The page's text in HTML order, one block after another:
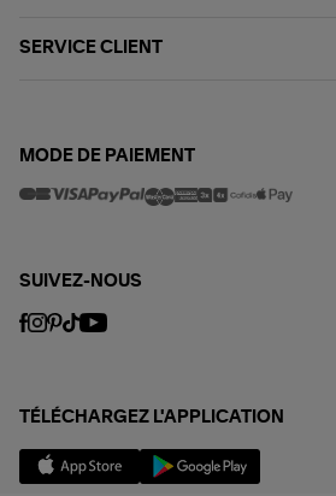
SERVICE CLIENT
MODE DE PAIEMENT
SUIVEZ-NOUS
TÉLÉCHARGEZ L'APPLICATION